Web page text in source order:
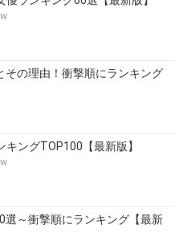
その理由！衝撃順にランキング
キングTOP100【最新版】
選～衝撃順にランキング【最新